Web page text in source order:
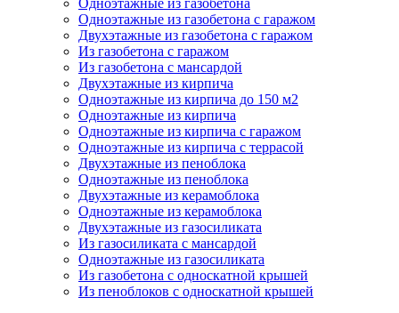
Одноэтажные из газобетона
Одноэтажные из газобетона с гаражом
Двухэтажные из газобетона с гаражом
Из газобетона с гаражом
Из газобетона с мансардой
Двухэтажные из кирпича
Одноэтажные из кирпича до 150 м2
Одноэтажные из кирпича
Одноэтажные из кирпича с гаражом
Одноэтажные из кирпича с террасой
Двухэтажные из пеноблока
Одноэтажные из пеноблока
Двухэтажные из керамоблока
Одноэтажные из керамоблока
Двухэтажные из газосиликата
Из газосиликата с мансардой
Одноэтажные из газосиликата
Из газобетона с односкатной крышей
Из пеноблоков с односкатной крышей